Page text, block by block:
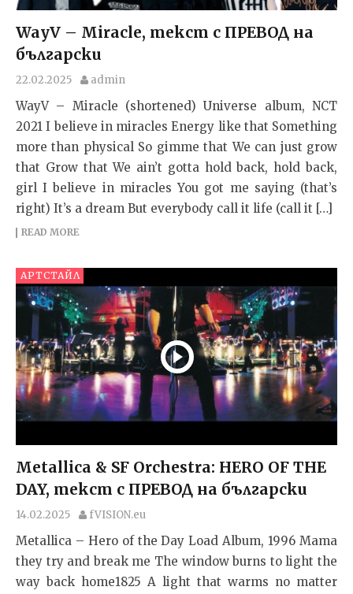
WayV – Miracle, текст с ПРЕВОД на
български
22.02.2025 admin
WayV – Miracle (shortened) Universe album, NCT
2021 I believe in miracles Energy like that Something
more than physical So gimme that We can just grow
that Grow that We ain’t gotta hold back, hold back,
girl I believe in miracles You got me saying (that’s
right) It’s a dream But everybody call it life (call it […]
READ MORE
АРТСТАЙЛ
Metallica & SF Orchestra: HERO OF THE
DAY, текст с ПРЕВОД на български
14.02.2025 fVISION.eu
Metallica – Hero of the Day Load Album, 1996 Mama
they try and break me The window burns to light the
way back home1825 A light that warms no matter